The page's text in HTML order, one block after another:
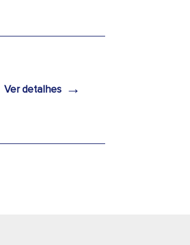
Ver detalhes →